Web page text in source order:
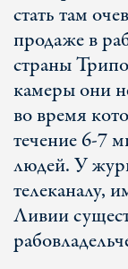
стать там
продаже в
страны
камеры они
во время
течение 6-7
людей. У
телеканалу,
Ливии